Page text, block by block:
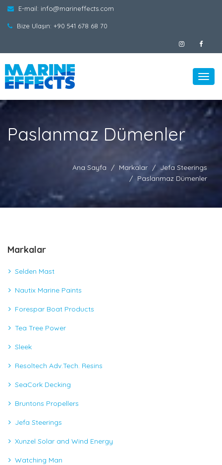
E-mail: info@marineffects.com
Bize Ulaşın: +90 541 678 68 70
Paslanmaz Dümenler
Ana Sayfa Markalar
Jefa Steerings
Paslanmaz Dümenler
Markalar
Selden Mast
Nautix Marine Paints
Forespar Boat Products
Tea Tree Power
Sleek
Resoltech Adv.Tech. Resins
SeaCork Decking
Bruntons Propellers
Jefa Steerings
Xunzel Solar and Wind Energy
Watching Man